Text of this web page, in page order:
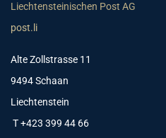
Liechtensteinischen Post AG
post.li
Alte Zollstrasse 11
9494 Schaan
Liechtenstein
T +423 399 44 66